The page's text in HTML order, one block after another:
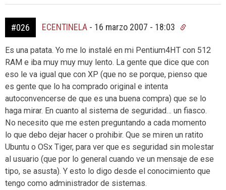
#026 ECENTINELA - 16 marzo 2007 - 18:03
Es una patata. Yo me lo instalé en mi Pentium4HT con 512
RAM e iba muy muy muy lento. La gente que dice que con
eso le va igual que con XP (que no se porque, pienso que
es gente que lo ha comprado original e intenta
autoconvencerse de que es una buena compra) que se lo
haga mirar. En cuanto al sistema de seguridad… un fiasco.
No necesito que me esten preguntando a cada momento
lo que debo dejar hacer o prohibir. Que se miren un ratito
Ubuntu o OSx Tiger, para ver que es seguridad sin molestar
al usuario (que por lo general cuando ve un mensaje de ese
tipo, se asusta). Y esto lo digo desde el conocimiento que
tengo como administrador de sistemas.